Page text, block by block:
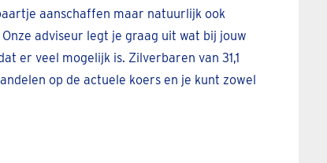
aanschaffen maar natuurlijk ook
adviseur legt je graag uit wat bij jouw
er veel mogelijk is. Zilverbaren van 31,1
op de actuele koers en je kunt zowel